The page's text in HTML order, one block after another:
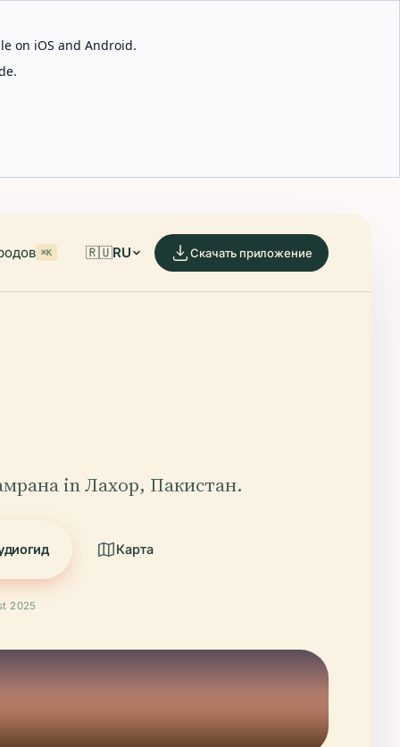
on iOS and Android.
⌘K 🇷🇺RU Скачать приложение
in Лахор, Пакистан.
Карта
2025